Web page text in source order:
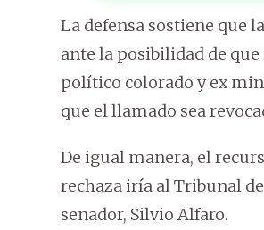
La defensa sostiene que
ante la posibilidad de
político colorado y ex
que el llamado sea
De igual manera, el
rechaza iría al Tribunal
senador, Silvio Alfaro.